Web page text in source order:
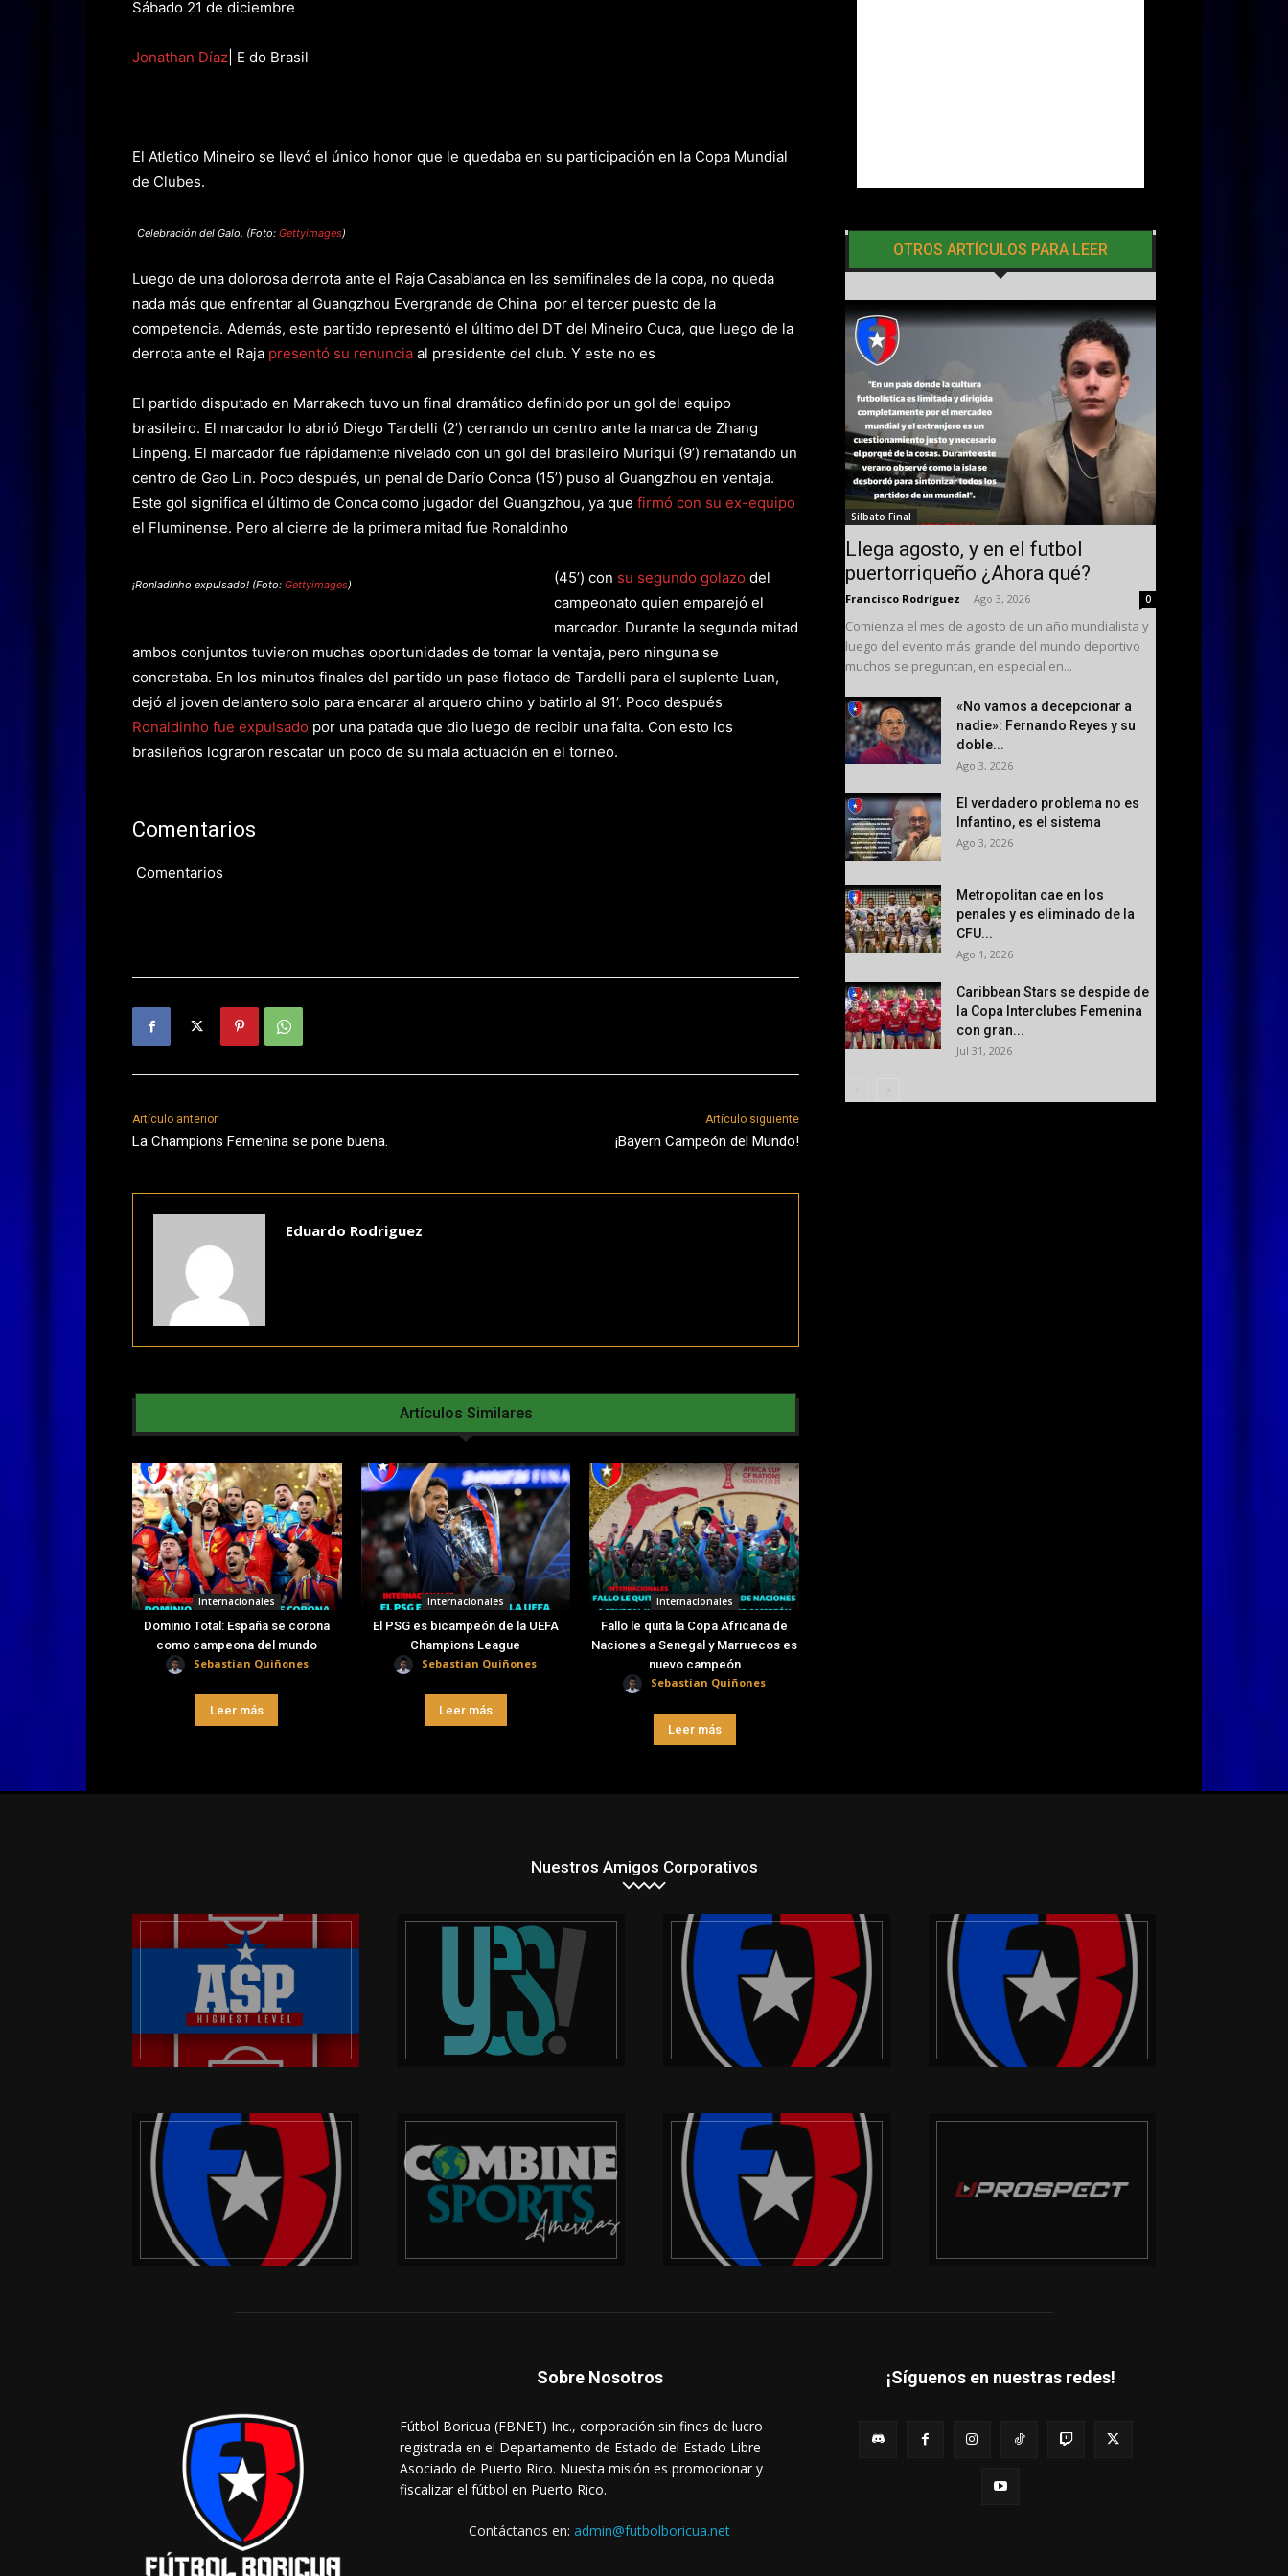
Sábado 21 de diciembre
Jonathan Díaz | E do Brasil
El Atletico Mineiro se llevó el único honor que le quedaba en su participación en la Copa Mundial
de Clubes.
Celebración del Galo. (Foto: Gettyimages)
Luego de una dolorosa derrota ante el Raja Casablanca en las semifinales de la copa, no queda
nada más que enfrentar al Guangzhou Evergrande de China por el tercer puesto de la
competencia. Además, este partido representó el último del DT del Mineiro Cuca, que luego de la
derrota ante el Raja presentó su renuncia al presidente del club. Y este no es
El partido disputado en Marrakech tuvo un final dramático definido por un gol del equipo
brasileiro. El marcador lo abrió Diego Tardelli (2’) cerrando un centro ante la marca de Zhang
Linpeng. El marcador fue rápidamente nivelado con un gol del brasileiro Muriqui (9’) rematando un
centro de Gao Lin. Poco después, un penal de Darío Conca (15’) puso al Guangzhou en ventaja.
Este gol significa el último de Conca como jugador del Guangzhou, ya que firmó con su ex-equipo
el Fluminense. Pero al cierre de la primera mitad fue Ronaldinho
¡Ronladinho expulsado! (Foto: Gettyimages) (45’) con su segundo golazo del
campeonato quien emparejó el
marcador. Durante la segunda mitad
ambos conjuntos tuvieron muchas oportunidades de tomar la ventaja, pero ninguna se
concretaba. En los minutos finales del partido un pase flotado de Tardelli para el suplente Luan,
dejó al joven delantero solo para encarar al arquero chino y batirlo al 91’. Poco después
Ronaldinho fue expulsado por una patada que dio luego de recibir una falta. Con esto los
brasileños lograron rescatar un poco de su mala actuación en el torneo.
Comentarios
Comentarios
Artículo anterior
La Champions Femenina se pone buena.
Artículo siguiente
¡Bayern Campeón del Mundo!
Eduardo Rodriguez
Artículos Similares
Internacionales
Dominio Total: España se corona
como campeona del mundo
Sebastian Quiñones
Leer más
Internacionales
El PSG es bicampeón de la UEFA
Champions League
Sebastian Quiñones
Leer más
Internacionales
Fallo le quita la Copa Africana de
Naciones a Senegal y Marruecos es
nuevo campeón
Sebastian Quiñones
Leer más
OTROS ARTÍCULOS PARA LEER
Silbato Final
Llega agosto, y en el futbol
puertorriqueño ¿Ahora qué?
Francisco Rodríguez Ago 3, 2026 0
Comienza el mes de agosto de un año mundialista y
luego del evento más grande del mundo deportivo
muchos se preguntan, en especial en...
«No vamos a decepcionar a
nadie»: Fernando Reyes y su
doble...
Ago 3, 2026
El verdadero problema no es
Infantino, es el sistema
Ago 3, 2026
Metropolitan cae en los
penales y es eliminado de la
CFU...
Ago 1, 2026
Caribbean Stars se despide de
la Copa Interclubes Femenina
con gran...
Jul 31, 2026
Nuestros Amigos Corporativos
Sobre Nosotros
Fútbol Boricua (FBNET) Inc., corporación sin fines de lucro
registrada en el Departamento de Estado del Estado Libre
Asociado de Puerto Rico. Nuesta misión es promocionar y
fiscalizar el fútbol en Puerto Rico.
Contáctanos en: admin@futbolboricua.net
¡Síguenos en nuestras redes!